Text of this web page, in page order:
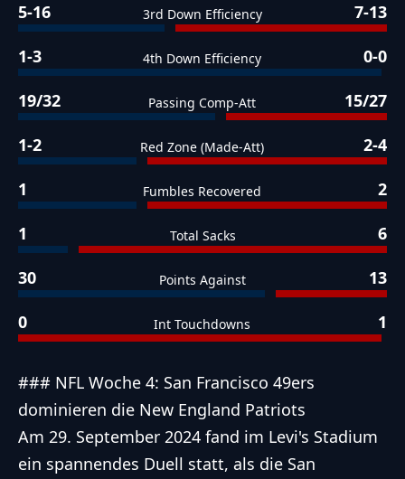
5-16 3rd Down Efficiency 7-13
1-3 4th Down Efficiency 0-0
19/32 Passing Comp-Att 15/27
1-2 Red Zone (Made-Att) 2-4
1 Fumbles Recovered 2
1 Total Sacks 6
30 Points Against 13
0 Int Touchdowns 1
### NFL Woche 4: San Francisco 49ers
dominieren die New England Patriots
Am 29. September 2024 fand im Levi's Stadium
ein spannendes Duell statt, als die San